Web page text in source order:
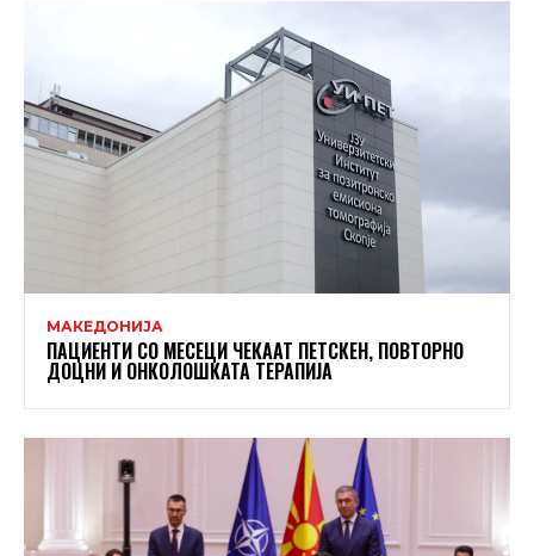
МАКЕДОНИЈА
ПАЦИЕНТИ СО МЕСЕЦИ ЧЕКААТ ПЕТСКЕН, ПОВТОРНО
ДОЦНИ И ОНКОЛОШКАТА ТЕРАПИЈА